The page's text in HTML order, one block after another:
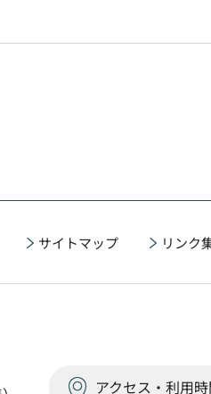
サイトマップ リンク
アクセス・利用